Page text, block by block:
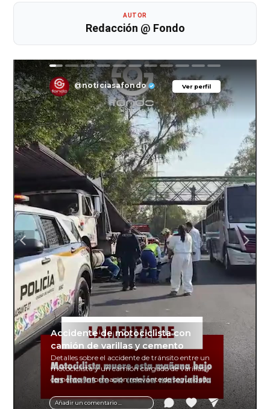
AUTOR
Redacción @ Fondo
Ver perfil
@noticiasafondo Ver perfil
Añadir un comentario ...
Accidente de motociclista con
camión de varillas y cemento
Detalles sobre el accidente de tránsito entre un
motociclista y un camión cargado de varillas y
cemento. Información relevante de seguridad
vial y recomendaciones para motociclistas.